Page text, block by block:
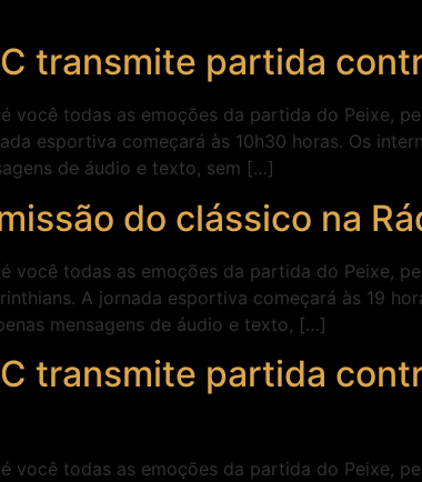
transmite partida
você todas as emoções da partida do Peixe,
esportiva começará às 10h30 horas. Os
de áudio e texto, sem […]
do clássico na
você todas as emoções da partida do Peixe,
A jornada esportiva começará às 19
mensagens de áudio e texto, […]
transmite partida
você todas as emoções da partida do Peixe,